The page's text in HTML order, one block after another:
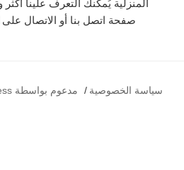
المنزلية يُمكنك التعرف علينا
صفحة اتصل بنا أو الاتصال على
سياسة الخصوصية مدعوم بواسطة WordPress